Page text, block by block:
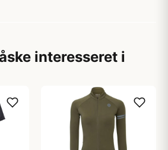
interesseret i